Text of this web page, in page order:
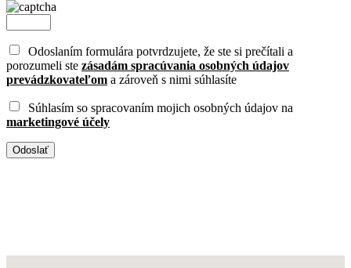
Odoslaním formulára potvrdzujete, že ste si prečítali a
porozumeli ste zásadám spracúvania osobných údajov
prevádzkovateľom a zároveň s nimi súhlasíte
Súhlasím so spracovaním mojich osobných údajov na
marketingové účely